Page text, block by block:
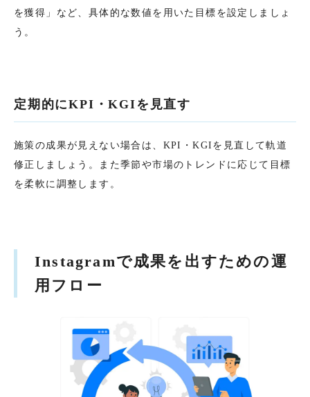
を獲得」など、具体的な数値を用いた目標を設定しましょ
う。
定期的にKPI・KGIを見直す
施策の成果が見えない場合は、KPI・KGIを見直して軌道
修正しましょう。また季節や市場のトレンドに応じて目標
を柔軟に調整します。
Instagramで成果を出すための運
用フロー